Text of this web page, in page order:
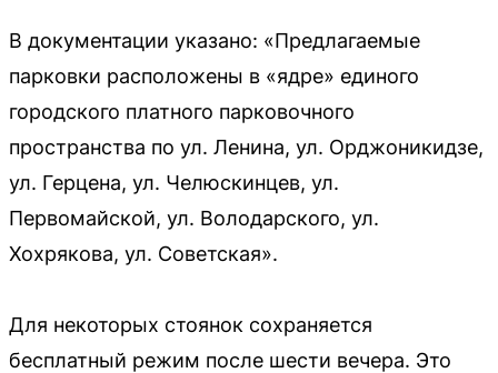
В документации указано: «Предлагаемые
парковки расположены в «ядре» единого
городского платного парковочного
пространства по ул. Ленина, ул. Орджоникидзе,
ул. Герцена, ул. Челюскинцев, ул.
Первомайской, ул. Володарского, ул.
Хохрякова, ул. Советская».
Для некоторых стоянок сохраняется
бесплатный режим после шести вечера. Это